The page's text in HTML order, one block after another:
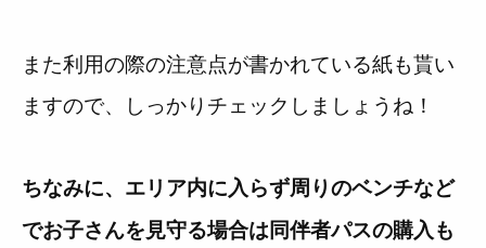
また利用の際の注意点が書かれている紙も貰い
ますので、しっかりチェックしましょうね！
ちなみに、エリア内に入らず周りのベンチなど
でお子さんを見守る場合は同伴者パスの購入も